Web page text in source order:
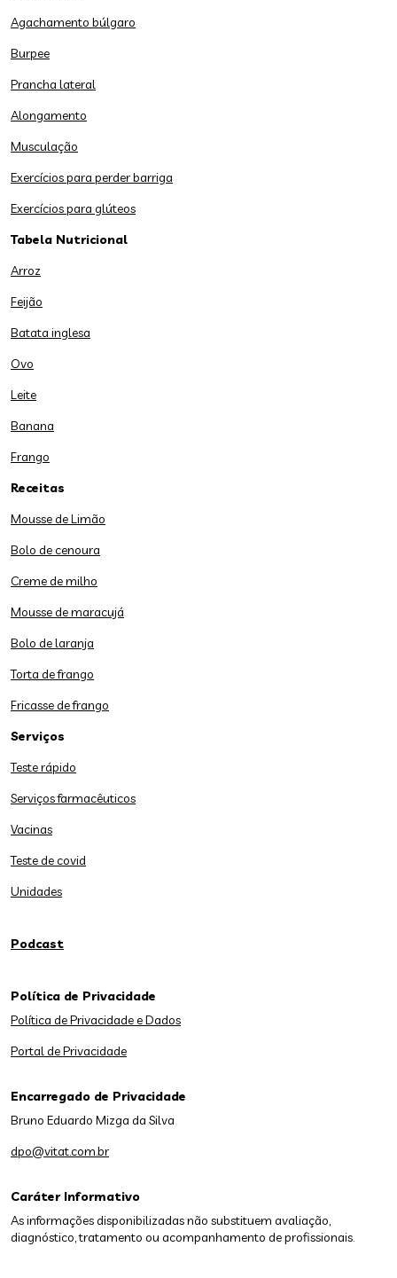
Agachamento búlgaro
Burpee
Prancha lateral
Alongamento
Musculação
Exercícios para perder barriga
Exercícios para glúteos
Tabela Nutricional
Arroz
Feijão
Batata inglesa
Ovo
Leite
Banana
Frango
Receitas
Mousse de Limão
Bolo de cenoura
Creme de milho
Mousse de maracujá
Bolo de laranja
Torta de frango
Fricasse de frango
Serviços
Teste rápido
Serviços farmacêuticos
Vacinas
Teste de covid
Unidades
Podcast
Caráter Informativo
As informações disponibilizadas não substituem avaliação,
diagnóstico, tratamento ou acompanhamento de profissionais.
Política de Privacidade
Política de Privacidade e Dados
Portal de Privacidade
Encarregado de Privacidade
Bruno Eduardo Mizga da Silva
dpo@vitat.com.br